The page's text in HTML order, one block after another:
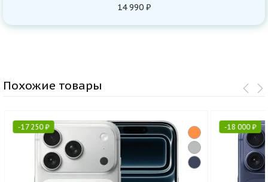
14 990 ₽
Похожие товары
-17 250₽ -18 000₽